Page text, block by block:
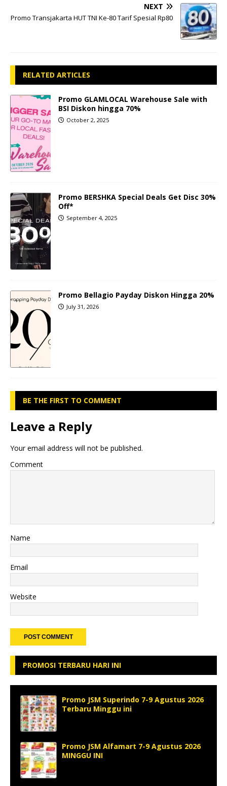
NEXT
Promo Transjakarta HUT TNI Ke-80 Tarif Spesial Rp80
RELATED ARTICLES
Promo GLAMLOCAL Warehouse Sale with
BSI Diskon hingga 70%
October 2, 2025
Promo BERSHKA Special Deals Get Disc 30%
Off*
September 4, 2025
Promo Bellagio Payday Diskon Hingga 20%
July 31, 2026
BE THE FIRST TO COMMENT
Leave a Reply
Your email address will not be published.
Comment
Name
Email
Website
PROMOSI TERBARU HARI INI
Promo JSM Superindo 7-9 Agustus 2026
Terbaru Minggu ini
Promo JSM Alfamart 7-9 Agustus 2026
MINGGU INI